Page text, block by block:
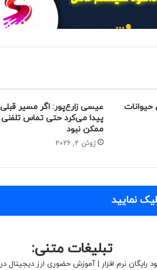
حیوانات
عیسی زارع‌پور: اگر مسیر قبلی
پیدا می‌کرد حتی تماس
ممکن نبود
ژوئن 2, 2026
نمایید
تبلیغات متنی:
رایگان نرم افزار | آموزش حضوری ارز دیجیتال